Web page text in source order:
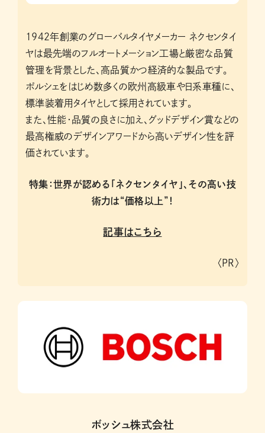
1942年創業のグローバルタイヤメーカー ネクセンタイ
ヤは最先端のフルオートメーション工場と厳密な品質
管理を背景とした、高品質かつ経済的な製品です。
ポルシェをはじめ数多くの欧州高級車や日系車種に、
標準装着用タイヤとして採用されています。
また、性能・品質の良さに加え、グッドデザイン賞などの
最高権威のデザインアワードから高いデザイン性を評
価されています。
特集：世界が認める「ネクセンタイヤ」、その高い技
術力は“価格以上”！
記事はこちら
〈PR〉
ボッシュ株式会社